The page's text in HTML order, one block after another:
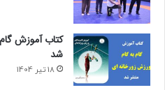
کتاب آموزش
شد
18 تیر 1404